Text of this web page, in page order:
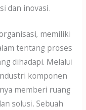
dan inovasi.
memiliki
tentang proses
dihadapi. Melalui
komponen
memberi ruang
solusi. Sebuah